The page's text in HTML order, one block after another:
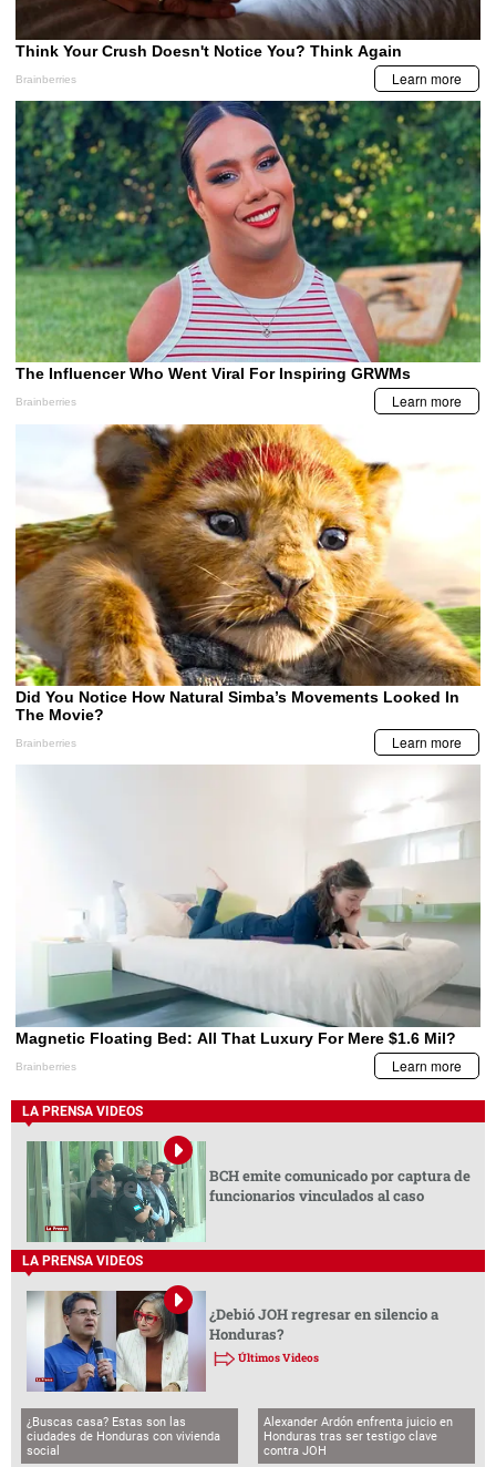
LA PRENSA VIDEOS
BCH emite comunicado por captura de
funcionarios vinculados al caso
LA PRENSA VIDEOS
¿Debió JOH regresar en silencio a
Honduras?
Últimos Videos
¿Buscas casa? Estas son las
ciudades de Honduras con vivienda
social
Alexander Ardón enfrenta juicio en
Honduras tras ser testigo clave
contra JOH